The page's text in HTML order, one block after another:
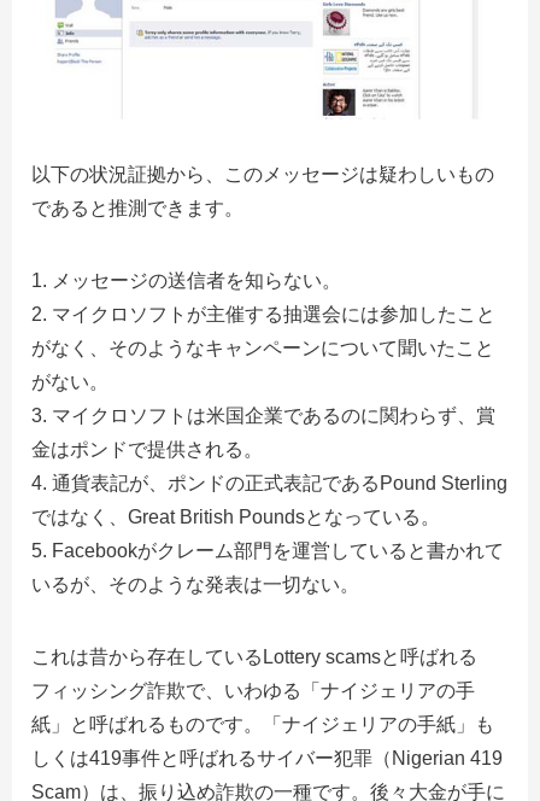
以下の状況証拠から、このメッセージは疑わしいもの
であると推測できます。
メッセージの送信者を知らない。
マイクロソフトが主催する抽選会には参加したこと
がなく、そのようなキャンペーンについて聞いたこと
がない。
マイクロソフトは米国企業であるのに関わらず、賞
金はポンドで提供される。
通貨表記が、ポンドの正式表記であるPound Sterling
ではなく、Great British Poundsとなっている。
Facebookがクレーム部門を運営していると書かれて
いるが、そのような発表は一切ない。
これは昔から存在しているLottery scamsと呼ばれる
フィッシング詐欺で、いわゆる「ナイジェリアの手
紙」と呼ばれるものです。「ナイジェリアの手紙」も
しくは419事件と呼ばれるサイバー犯罪（Nigerian 419
Scam）は、振り込め詐欺の一種です。後々大金が手に